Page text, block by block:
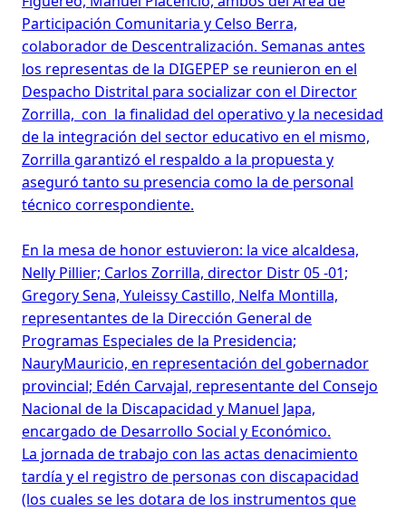
Participación Comunitaria y Celso Berra,
colaborador de Descentralización. Semanas antes
los representas de la DIGEPEP se reunieron en el
Despacho Distrital para socializar con el Director
Zorrilla, con la finalidad del operativo y la necesidad
de la integración del sector educativo en el mismo,
Zorrilla garantizó el respaldo a la propuesta y
aseguró tanto su presencia como la de personal
técnico correspondiente.
En la mesa de honor estuvieron: la vice alcaldesa,
Nelly Pillier; Carlos Zorrilla, director Distr 05 -01;
Gregory Sena, Yuleissy Castillo, Nelfa Montilla,
representantes de la Dirección General de
Programas Especiales de la Presidencia;
NauryMauricio, en representación del gobernador
provincial; Edén Carvajal, representante del Consejo
Nacional de la Discapacidad y Manuel Japa,
encargado de Desarrollo Social y Económico.
La jornada de trabajo con las actas denacimiento
tardía y el registro de personas con discapacidad
(los cuales se les dotara de los instrumentos que